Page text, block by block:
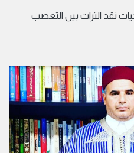
نقد التراث بين التعصب